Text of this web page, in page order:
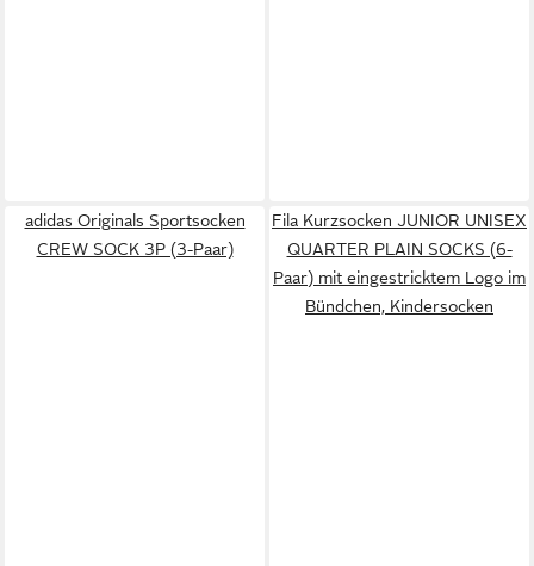
adidas Originals Sportsocken
CREW SOCK 3P (3-Paar)
Fila Kurzsocken JUNIOR UNISEX
QUARTER PLAIN SOCKS (6-
Paar) mit eingestricktem Logo im
Bündchen, Kindersocken